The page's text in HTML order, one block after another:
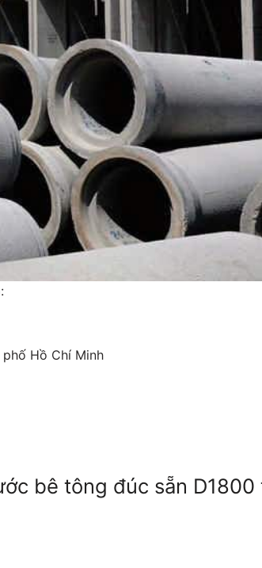
Hồ Chí Minh
bê tông đúc sẵn D1800